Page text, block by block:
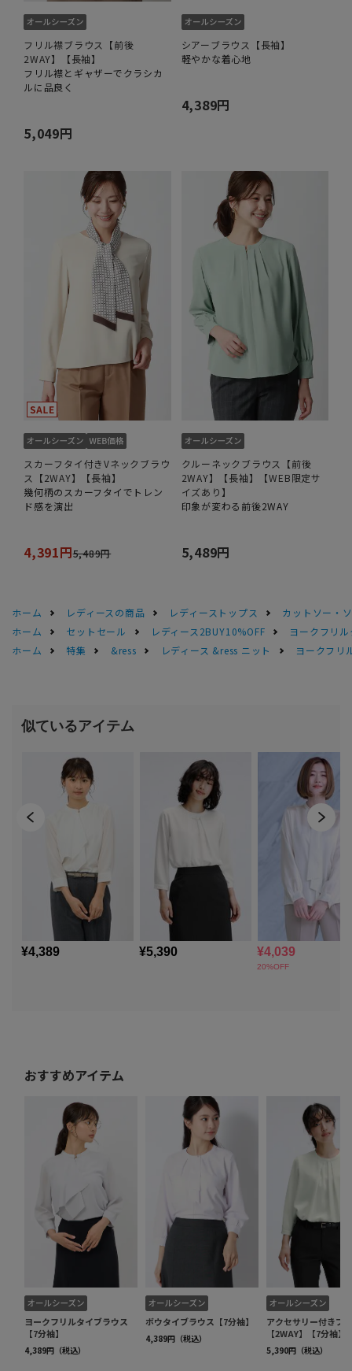
フリル襟ブラウス【前後
2WAY】【長袖】
フリル襟とギャザーでクラシカ
ルに品良く
5,049円
シアーブラウス【長袖】
軽やかな着心地
4,389円
スカーフタイ付きVネックブラウ
ス【2WAY】【長袖】
幾何柄のスカーフタイでトレン
ド感を演出
4,391円5,489円
クルーネックブラウス【前後
2WAY】【長袖】【WEB限定サ
イズあり】
印象が変わる前後2WAY
5,489円
ホーム レディースの商品 レディーストップス
カットソー・
ホーム
セットセール レディース2BUY10%OFF
ヨークフリ
ホーム
特集 &ress レディース &ress ニット ヨークフリ